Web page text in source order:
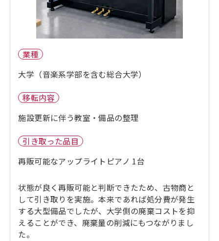
業種
大学（音楽系学部を含む総合大学）
移転内容
施設更新に伴う教室・備品の整理
引き取った品目
再販可能なアップライトピアノ 1台
状態が良く再販可能と判断できたため、古物商と
して引き取りを実施。本来であれば処分費が発生
する大型備品でしたが、大学側の廃棄コストを抑
えることができ、廃棄量の削減にもつながりまし
た。